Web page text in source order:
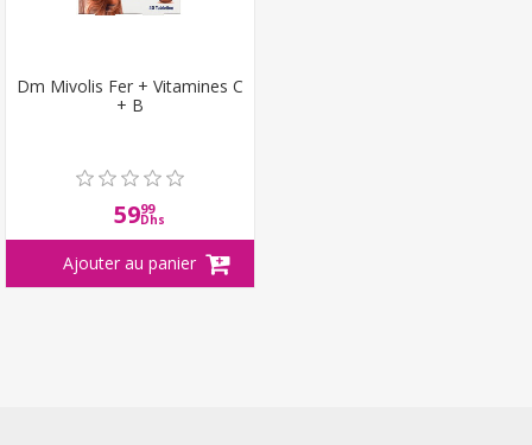
Dm Mivolis Fer + Vitamines C
+ B
5999
Dhs